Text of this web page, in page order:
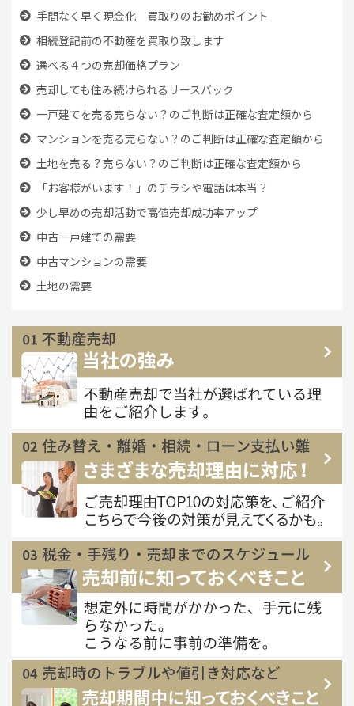
手間なく早く現金化 買取りのお勧めポイント
相続登記前の不動産を買取り致します
選べる４つの売却価格プラン
売却しても住み続けられるリースバック
一戸建てを売る売らない？のご判断は正確な査定額から
マンションを売る売らない？のご判断は正確な査定額から
土地を売る？売らない？のご判断は正確な査定額から
「お客様がいます！」のチラシや電話は本当？
少し早めの売却活動で高値売却成功率アップ
中古一戸建ての需要
中古マンションの需要
土地の需要